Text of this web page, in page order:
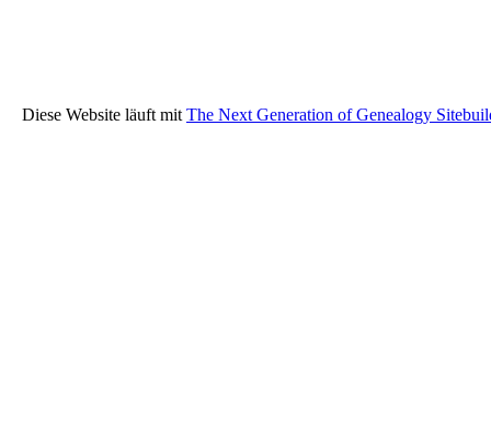
Diese Website läuft mit The Next Generation of Genealogy